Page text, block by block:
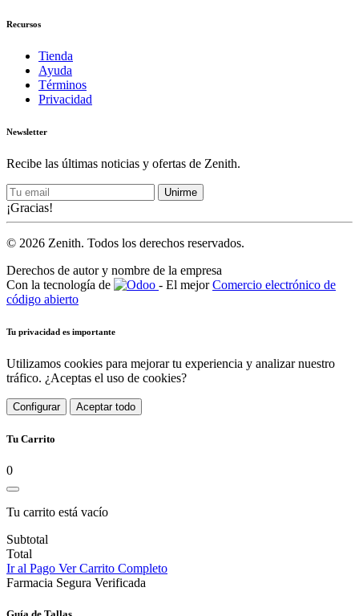
Recursos
Tienda
Ayuda
Términos
Privacidad
Newsletter
Recibe las últimas noticias y ofertas de Zenith.
Unirme
¡Gracias!
© 2026 Zenith. Todos los derechos reservados.
Derechos de autor y nombre de la empresa
Con la tecnología de
- El mejorComercio electrónico de
código abierto
Tu privacidad es importante
Utilizamos cookies para mejorar tu experiencia y analizar nuestro
tráfico. ¿Aceptas el uso de cookies?
Configurar Aceptar todo
Tu Carrito
0
Tu carrito está vacío
Subtotal
Total
Ir al Pago Ver Carrito Completo
Farmacia Segura Verificada